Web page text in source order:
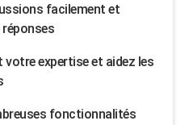
facilement et
votre expertise et aidez les
fonctionnalités